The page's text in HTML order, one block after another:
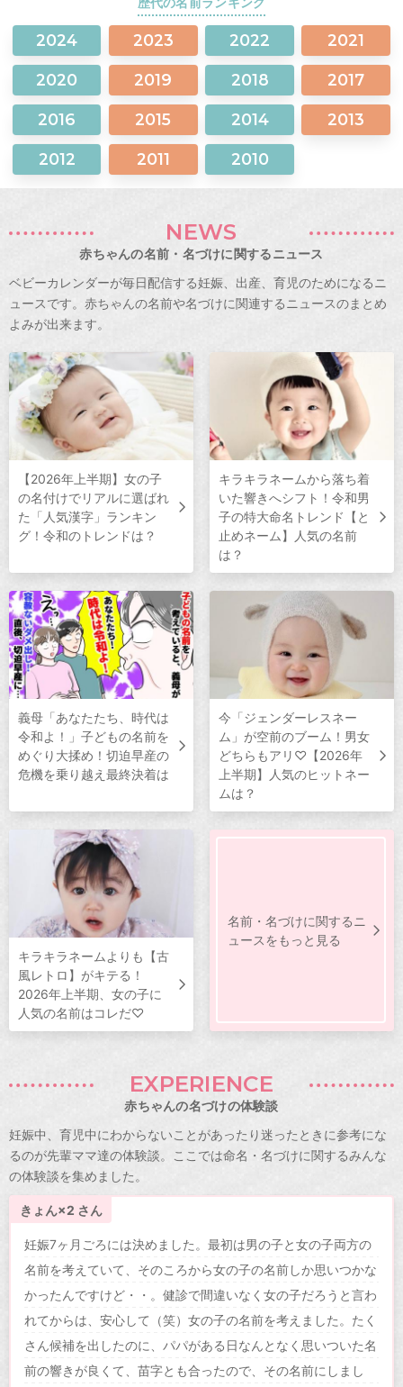
2024 2023 2022 2021
2020 2019 2018 2017
2016 2015 2014 2013
2012 2011 2010
NEWS
赤ちゃんの名前・名づけに関するニュース
ベビーカレンダーが毎日配信する妊娠、出産、育児のためになるニ
ュースです。赤ちゃんの名前や名づけに関連するニュースのまとめ
よみが出来ます。
【2026年上半期】女の子
の名付けでリアルに選ばれ
た「人気漢字」ランキン
グ！令和のトレンドは？
キラキラネームから落ち着
いた響きへシフト！令和男
子の特大命名トレンド【と
止めネーム】人気の名前
は？
義母「あなたたち、時代は
令和よ！」子どもの名前を
めぐり大揉め！切迫早産の
危機を乗り越え最終決着は
今「ジェンダーレスネー
ム」が空前のブーム！男女
どちらもアリ♡【2026年
上半期】人気のヒットネー
ムは？
キラキラネームよりも【古
風レトロ】がキテる！
2026年上半期、女の子に
人気の名前はコレだ♡
名前・名づけに関するニ
ュースをもっと見る
EXPERIENCE
赤ちゃんの名づけの体験談
妊娠中、育児中にわからないことがあったり迷ったときに参考にな
るのが先輩ママ達の体験談。ここでは命名・名づけに関するみんな
の体験談を集めました。
きょん×2 さん
妊娠7ヶ月ごろには決めました。最初は男の子と女の子両方の
名前を考えていて、そのころから女の子の名前しか思いつかな
かったんですけど・・。健診で間違いなく女の子だろうと言わ
れてからは、安心して（笑）女の子の名前を考えました。たく
さん候補を出したのに、パパがある日なんとなく思いついた名
前の響きが良くて、苗字とも合ったので、その名前にしまし